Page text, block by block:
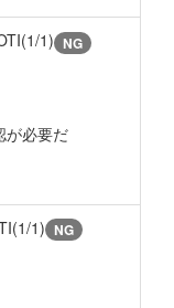
1) NG
が必要だ
1) NG